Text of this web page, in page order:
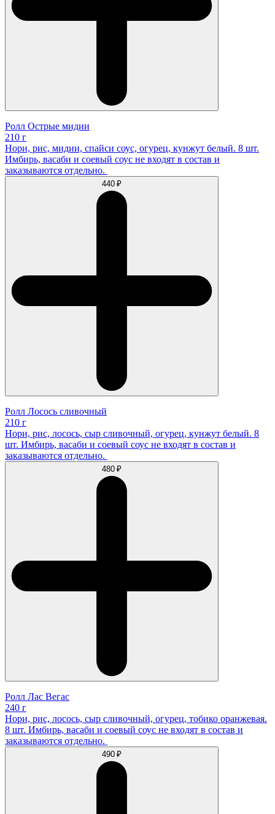
Ролл Острые мидии
210 г
Нори, рис, мидии, спайси соус, огурец, кунжут белый. 8 шт.
Имбирь, васаби и соевый соус не входят в состав и
заказываются отдельно.
440 ₽
Ролл Лосось сливочный
210 г
Нори, рис, лосось, сыр сливочный, огурец, кунжут белый. 8
шт. Имбирь, васаби и соевый соус не входят в состав и
заказываются отдельно.
480 ₽
Ролл Лас Вегас
240 г
Нори, рис, лосось, сыр сливочный, огурец, тобико оранжевая.
8 шт. Имбирь, васаби и соевый соус не входят в состав и
заказываются отдельно.
490 ₽